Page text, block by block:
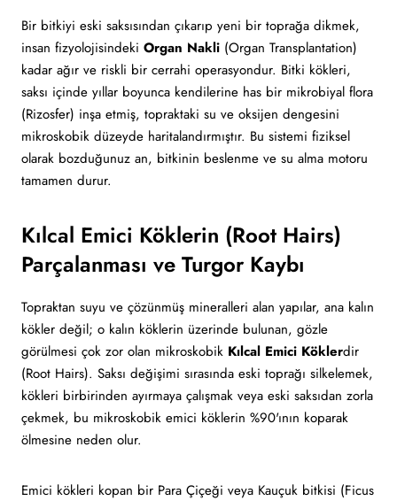
Bir bitkiyi eski saksısından çıkarıp yeni bir toprağa dikmek,
insan fizyolojisindeki Organ Nakli (Organ Transplantation)
kadar ağır ve riskli bir cerrahi operasyondur. Bitki kökleri,
saksı içinde yıllar boyunca kendilerine has bir mikrobiyal flora
(Rizosfer) inşa etmiş, topraktaki su ve oksijen dengesini
mikroskobik düzeyde haritalandırmıştır. Bu sistemi fiziksel
olarak bozduğunuz an, bitkinin beslenme ve su alma motoru
tamamen durur.
Kılcal Emici Köklerin (Root Hairs)
Parçalanması ve Turgor Kaybı
Topraktan suyu ve çözünmüş mineralleri alan yapılar, ana kalın
kökler değil; o kalın köklerin üzerinde bulunan, gözle
görülmesi çok zor olan mikroskobik Kılcal Emici Köklerdir
(Root Hairs). Saksı değişimi sırasında eski toprağı silkelemek,
kökleri birbirinden ayırmaya çalışmak veya eski saksıdan zorla
çekmek, bu mikroskobik emici köklerin %90'ının koparak
ölmesine neden olur.
Emici kökleri kopan bir Para Çiçeği veya Kauçuk bitkisi (Ficus